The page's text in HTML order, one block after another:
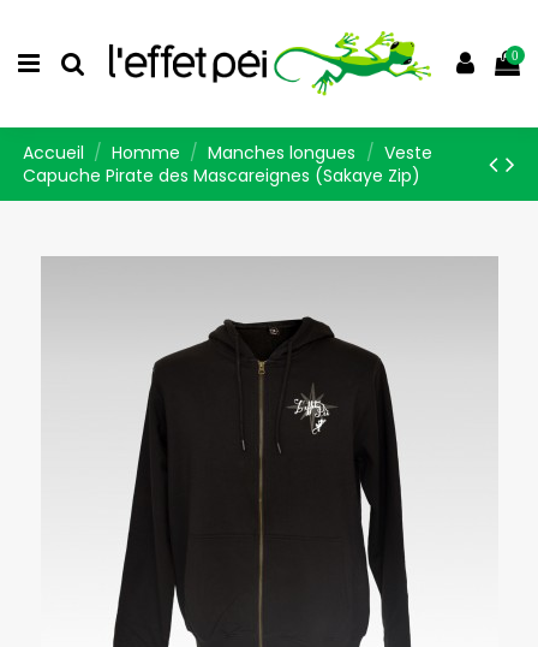
0
Accueil Homme Manches longues
Veste
Capuche Pirate des Mascareignes (Sakaye Zip)